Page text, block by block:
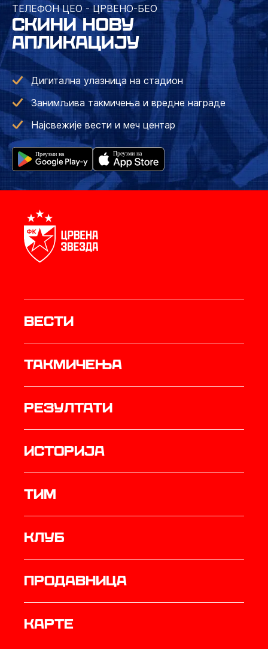
ТЕЛЕФОН ЦЕО - ЦРВЕНО-БЕО
СКИНИ НОВУ
АПЛИКАЦИЈУ
Дигитална улазница на стадион
Занимљива такмичења и вредне награде
Најсвежије вести и меч центар
Вести
Такмичења
резултати
историја
ТИМ
Клуб
продавница
Карте